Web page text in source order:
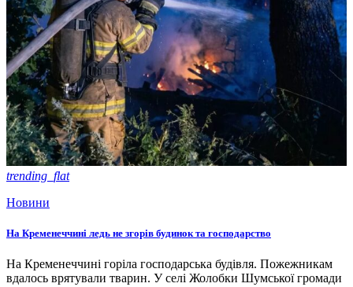
trending_flat
Новини
На Кременеччині ледь не згорів будинок та господарство
На Кременеччині горіла господарська будівля. Пожежникам
вдалось врятували тварин. У селі Жолобки Шумської громади